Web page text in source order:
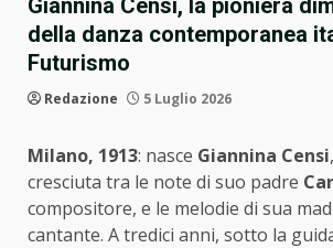
Giannina Censi, la pioniera
della danza contemporanea
Futurismo
Redazione 5 Luglio 2026
Milano, 1913: nasce Giannina Censi
cresciuta tra le note di suo padre
compositore, e le melodie di sua
cantante. A tredici anni, sotto la